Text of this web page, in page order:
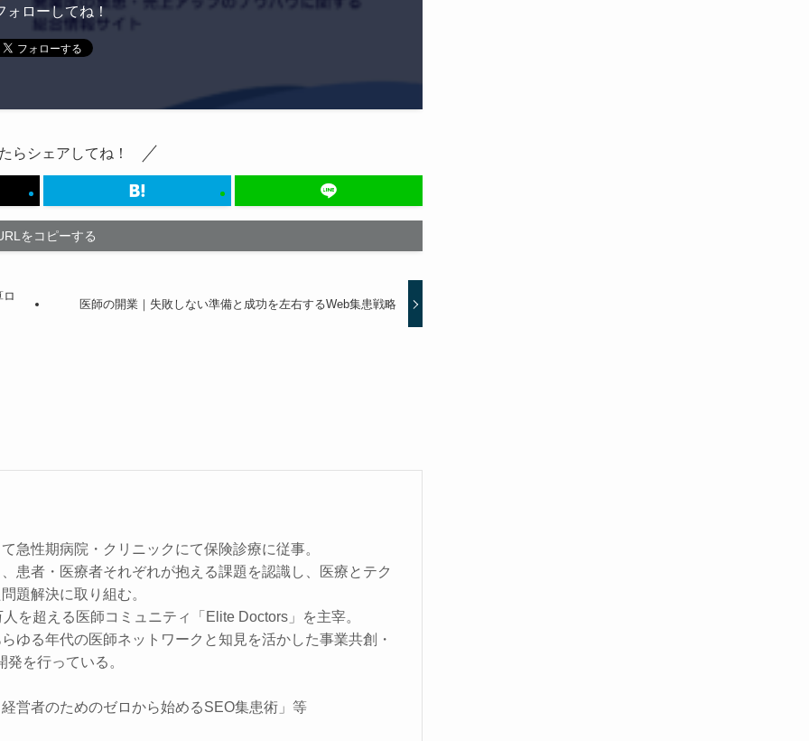
ォローしてね！
らシェアしてね！
をコピーする
医師の開業｜失敗しない準備と成功を左右するWeb集患戦略
急性期病院・クリニックにて保険診療に従事。
患者・医療者それぞれが抱える課題を認識し、医療とテク
題解決に取り組む。
を超える医師コミュニティ「Elite Doctors」を主宰。
ゆる年代の医師ネットワークと知見を活かした事業共創・
を行っている。
営者のためのゼロから始めるSEO集患術」等